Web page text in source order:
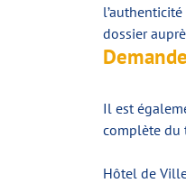
dossier
Il est
complète du
Hôtel de